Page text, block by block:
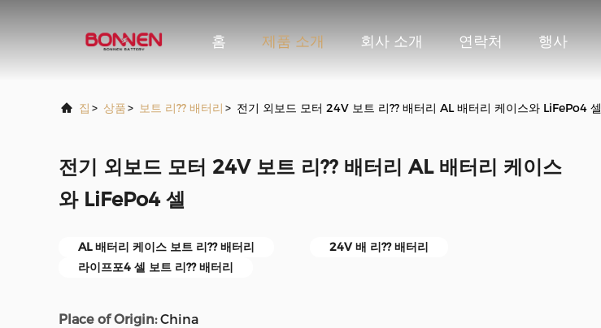
홈 제품 소개 회사 소개 연락처 행사
집 > 상품> 보트 리?? 배터리 > 전기 외보드 모터 24V 보트 리?? 배터리 AL 배터리 케이스와 LiFePo4 셀
전기 외보드 모터 24V 보트 리?? 배터리 AL 배터리 케이스
와 LiFePo4 셀
AL 배터리 케이스 보트 리?? 배터리
24V 배 리?? 배터리
라이프포4 셀 보트 리?? 배터리
Place of Origin: China